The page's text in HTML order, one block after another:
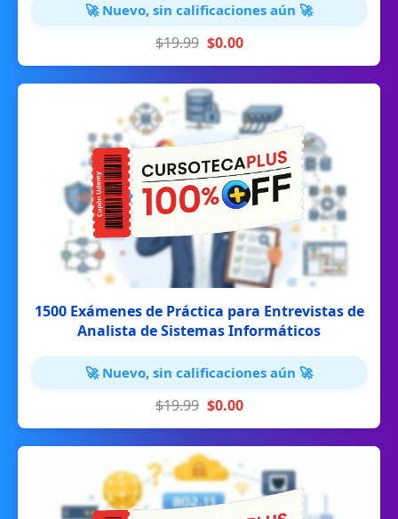
🚀 Nuevo, sin calificaciones aún 🚀
$19.99 $0.00
1500 Exámenes de Práctica para Entrevistas de
Analista de Sistemas Informáticos
🚀 Nuevo, sin calificaciones aún 🚀
$19.99 $0.00